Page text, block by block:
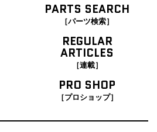
PARTS SEARCH
［パーツ検索］
REGULAR
ARTICLES
［連載］
PRO SHOP
［プロショップ］